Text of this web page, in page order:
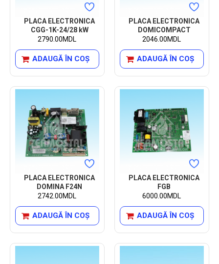
PLACA ELECTRONICA
CGG-1K-24/28 kW
2790.00MDL
ADAUGĂ ÎN COŞ
PLACA ELECTRONICA
DOMICOMPACT
2046.00MDL
ADAUGĂ ÎN COŞ
PLACA ELECTRONICA
DOMINA F24N
2742.00MDL
ADAUGĂ ÎN COŞ
PLACA ELECTRONICA
FGB
6000.00MDL
ADAUGĂ ÎN COŞ